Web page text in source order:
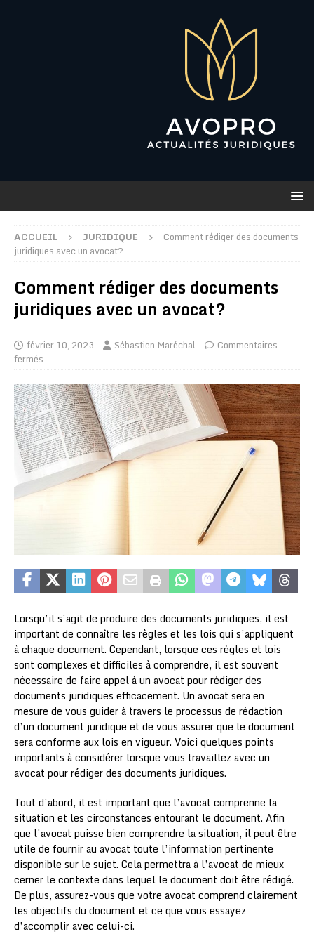
ACCUEIL JURIDIQUE
Comment rédiger des documents
juridiques avec un avocat?
Comment rédiger des documents
juridiques avec un avocat?
février 10, 2023 Sébastien Maréchal
Commentaires
fermés
Lorsqu’il s’agit de produire des documents juridiques, il est
important de connaître les règles et les lois qui s’appliquent
à chaque document. Cependant, lorsque ces règles et lois
sont complexes et difficiles à comprendre, il est souvent
nécessaire de faire appel à un avocat pour rédiger des
documents juridiques efficacement. Un avocat sera en
mesure de vous guider à travers le processus de rédaction
d’un document juridique et de vous assurer que le document
sera conforme aux lois en vigueur. Voici quelques points
importants à considérer lorsque vous travaillez avec un
avocat pour rédiger des documents juridiques.
Tout d’abord, il est important que l’avocat comprenne la
situation et les circonstances entourant le document. Afin
que l’avocat puisse bien comprendre la situation, il peut être
utile de fournir au avocat toute l’information pertinente
disponible sur le sujet. Cela permettra à l’avocat de mieux
cerner le contexte dans lequel le document doit être rédigé.
De plus, assurez-vous que votre avocat comprend clairement
les objectifs du document et ce que vous essayez
d’accomplir avec celui-ci.